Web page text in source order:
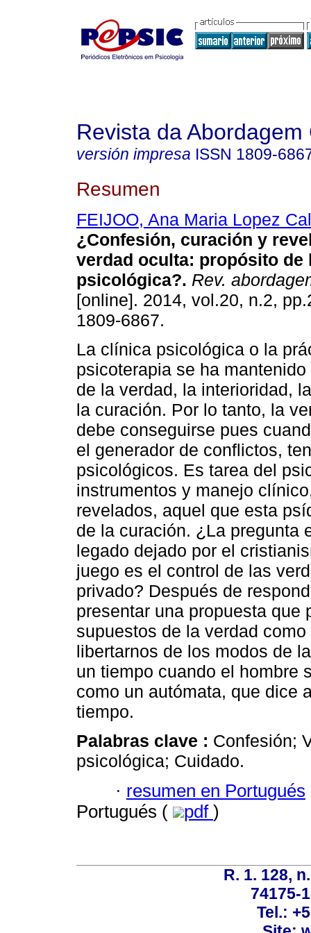
Revista da Abordagem
versión impresa ISSN 1809-
Resumen
FEIJOO, Ana Maria Lopez
¿Confesión, curación y
verdad oculta: propósito de
psicológica?. Rev.
[online]. 2014, vol.20, n.2,
1809-6867.
La clínica psicológica o la
psicoterapia se ha
de la verdad, la interioridad,
la curación. Por lo tanto, la
debe conseguirse pues
el generador de conflictos,
psicológicos. Es tarea del
instrumentos y manejo
revelados, aquel que esta
de la curación. ¿La pregunta
legado dejado por el
juego es el control de las
privado? Después de
presentar una propuesta que
supuestos de la verdad
libertarnos de los modos de
un tiempo cuando el hombre
como un autómata, que dice
tiempo.
Palabras clave : Confesión;
psicológica; Cuidado.
· resumen en Portugués
Portugués (
pdf )
R. 1. 128,
74175-
Tel.: